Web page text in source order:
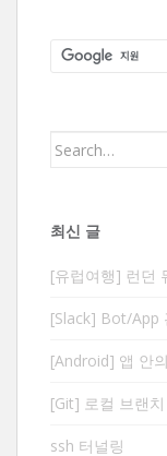
Search
최신 글
[유럽여행] 런던
[Slack] Bot/App
[Android] 앱 안
[Git] 로컬 브랜
ssh 터널링